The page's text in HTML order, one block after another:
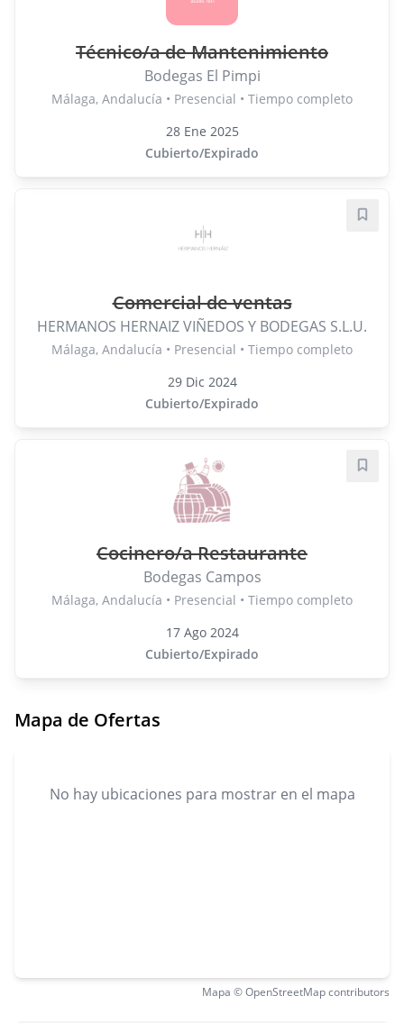
Técnico/a de Mantenimiento
Bodegas El Pimpi
Málaga, Andalucía • Presencial • Tiempo completo
28 Ene 2025
Cubierto/Expirado
Comercial de ventas
HERMANOS HERNAIZ VIÑEDOS Y BODEGAS S.L.U.
Málaga, Andalucía • Presencial • Tiempo completo
29 Dic 2024
Cubierto/Expirado
Cocinero/a Restaurante
Bodegas Campos
Málaga, Andalucía • Presencial • Tiempo completo
17 Ago 2024
Cubierto/Expirado
Mapa de Ofertas
No hay ubicaciones para mostrar en el mapa
Mapa © OpenStreetMap contributors